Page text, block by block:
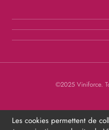
©2025 Viniforce.
Les cookies permettent de